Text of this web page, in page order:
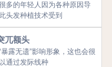
多的年轻人因为各种原因导
头发种植技术受到
兀额头
露无遗”影响形象，这也会很
通过发际线种